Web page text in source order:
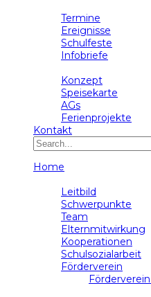
Termine
Ereignisse
Schulfeste
Infobriefe
Konzept
Speisekarte
AGs
Ferienprojekte
Kontakt
Home
Leitbild
Schwerpunkte
Team
Elternmitwirkung
Kooperationen
Schulsozialarbeit
Förderverein